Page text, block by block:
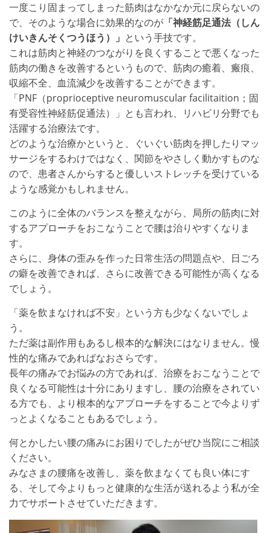
一度こり固まってしまった筋肉はなかなか元に戻らないの
で、そのような場合に効果的なのが 「神経筋足通法（しん
けいきんそくつうほう）」 という手技です。
これは筋肉と神経のつながりを良くすることで悪くなった
筋肉の働きを改善するというもので、筋肉の癒着、瘢痕、
収縮不全、血流減少を改善することができます。
「PNF（proprioceptive neuromuscular facilitaition；固
有受容性神経筋促通法）」とも言われ、リハビリ分野でも
活躍する治療法です。
どのような治療かというと、ぐいぐい筋肉を押したりマッ
サージをするわけではなく、関節をやさしく動かすものな
ので、患者さんからすると優しいストレッチを受けている
ような感覚かもしれません。
このように全体のバランスを整えながら、局所の筋肉に対
するアプローチをおこなうことで腰は治りやすくなりま
す。
さらに、身体の歪みを作った日常生活の問題点や、日ごろ
の癖を改善できれば、さらに改善できる可能性が高くなる
でしょう。
「薬を飲まなければ不安」という方も少なくないでしょ
う。
ただ薬は副作用もあるし根本的な解決にはなりません。慢
性的な痛みであればなおさらです。
長年の痛みでお悩みの方であれば、治療をおこなうことで
良くなる可能性は十分にありますし、腰の治療をされてい
る方でも、より根本的なアプローチをすることで今よりず
っとよくなることもあるでしょう。
何とかしたい腰の痛みにお困りでしたがぜひ当院にご相談
ください。
みなさまの腰痛を改善し、薬を飲まなくても良い体にす
る、そして今よりもっと健康的な生活が送れるよう私が全
力でサポートさせていただきます。